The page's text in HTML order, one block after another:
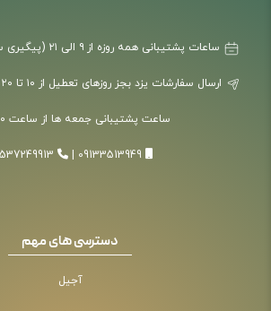
ساعت پشتیبانی جمعه ها از ساعت ۱۰ تا ۱۷)
09133513949
دسترسی های مهم
آجیل